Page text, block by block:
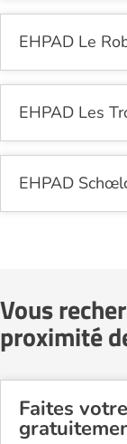
EHPAD Le
EHPAD Les
EHPAD
Vous
proximité
Faites